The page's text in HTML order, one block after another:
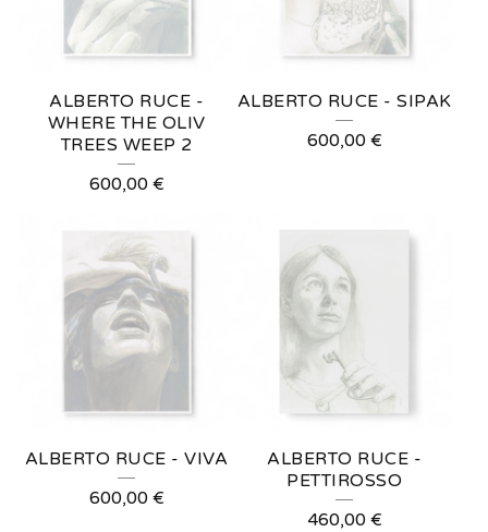
ALBERTO RUCE -
WHERE THE OLIV
TREES WEEP 2
600,00 €
ALBERTO RUCE - SIPAK
600,00 €
ALBERTO RUCE - VIVA
600,00 €
ALBERTO RUCE -
PETTIROSSO
460,00 €